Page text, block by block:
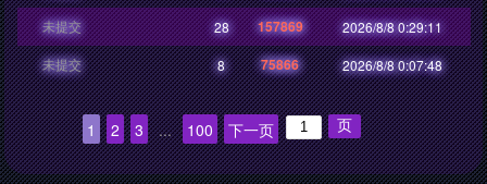
未提交
28 157869
2026/8/8 0:29:11
未提交
8 75866 2026/8/8 0:07:48
1 2 3 ... 100 下一页